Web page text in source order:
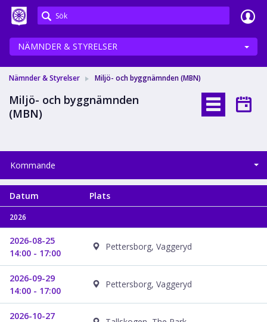
Meetings+
NÄMNDER & STYRELSER
Nämnder & Styrelser Miljö- och byggnämnden (MBN)
Miljö- och byggnämnden
(MBN)
Kommande
Datum Plats
2026
2026-08-25
14:00 - 17:00
Pettersborg, Vaggeryd
2026-09-29
14:00 - 17:00
Pettersborg, Vaggeryd
2026-10-27